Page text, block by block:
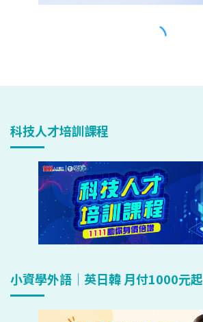
科技人才培訓課程
小資學外語｜英日韓 月付1000元起